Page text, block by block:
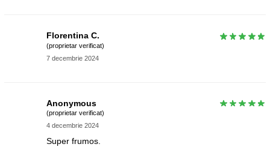
Florentina C.
(proprietar verificat)
7 decembrie 2024
Anonymous
(proprietar verificat)
4 decembrie 2024
Super frumos.